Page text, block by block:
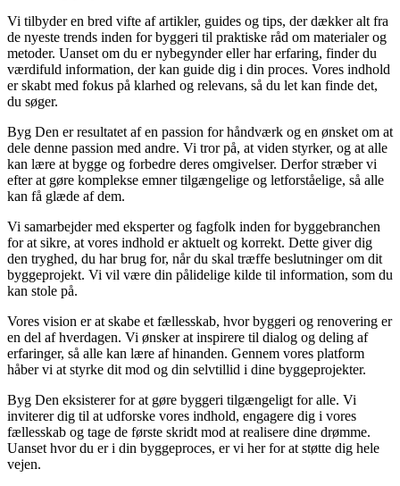
Vi tilbyder en bred vifte af artikler, guides og tips, der dækker alt fra
de nyeste trends inden for byggeri til praktiske råd om materialer og
metoder. Uanset om du er nybegynder eller har erfaring, finder du
værdifuld information, der kan guide dig i din proces. Vores indhold
er skabt med fokus på klarhed og relevans, så du let kan finde det,
du søger.
Byg Den er resultatet af en passion for håndværk og en ønsket om at
dele denne passion med andre. Vi tror på, at viden styrker, og at alle
kan lære at bygge og forbedre deres omgivelser. Derfor stræber vi
efter at gøre komplekse emner tilgængelige og letforståelige, så alle
kan få glæde af dem.
Vi samarbejder med eksperter og fagfolk inden for byggebranchen
for at sikre, at vores indhold er aktuelt og korrekt. Dette giver dig
den tryghed, du har brug for, når du skal træffe beslutninger om dit
byggeprojekt. Vi vil være din pålidelige kilde til information, som du
kan stole på.
Vores vision er at skabe et fællesskab, hvor byggeri og renovering er
en del af hverdagen. Vi ønsker at inspirere til dialog og deling af
erfaringer, så alle kan lære af hinanden. Gennem vores platform
håber vi at styrke dit mod og din selvtillid i dine byggeprojekter.
Byg Den eksisterer for at gøre byggeri tilgængeligt for alle. Vi
inviterer dig til at udforske vores indhold, engagere dig i vores
fællesskab og tage de første skridt mod at realisere dine drømme.
Uanset hvor du er i din byggeproces, er vi her for at støtte dig hele
vejen.